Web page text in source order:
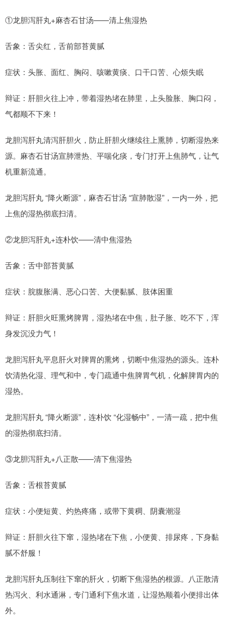
①龙胆泻肝丸+麻杏石甘汤——清上焦湿热
舌象：舌尖红，舌前部苔黄腻
症状：头胀、面红、胸闷、咳嗽黄痰、口干口苦、心烦失眠
辩证：肝胆火往上冲，带着湿热堵在肺里，上头脸胀、胸口闷，
气都顺不下来！
龙胆泻肝丸清泻肝胆火，防止肝胆火继续往上熏肺，切断湿热来
源。麻杏石甘汤宣肺泄热、平喘化痰，专门打开上焦肺气，让气
机重新流通。
龙胆泻肝丸 “降火断源”，麻杏石甘汤 “宣肺散湿”，一内一外，把
上焦的湿热彻底扫清。
②龙胆泻肝丸+连朴饮——清中焦湿热
舌象：舌中部苔黄腻
症状：脘腹胀满、恶心口苦、大便黏腻、肢体困重
辩证：肝胆火旺熏烤脾胃，湿热堵在中焦，肚子胀、吃不下，浑
身发沉没力气！
龙胆泻肝丸平息肝火对脾胃的熏烤，切断中焦湿热的源头。连朴
饮清热化湿、理气和中，专门疏通中焦脾胃气机，化解脾胃内的
湿热。
龙胆泻肝丸 “降火断源”，连朴饮 “化湿畅中”，一清一疏，把中焦
的湿热彻底扫清。
③龙胆泻肝丸+八正散——清下焦湿热
舌象：舌根苔黄腻
症状：小便短黄、灼热疼痛，或带下黄稠、阴囊潮湿
辩证：肝胆火往下窜，湿热堵在下焦，小便黄、排尿疼，下身黏
腻不舒服！
龙胆泻肝丸压制往下窜的肝火，切断下焦湿热的根源。八正散清
热泻火、利水通淋，专门通利下焦水道，让湿热顺着小便排出体
外。